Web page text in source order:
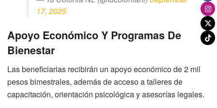
17, 2025
Apoyo Económico Y Programas De
Bienestar
Las beneficiarias recibirán un apoyo económico de 2 mil
pesos bimestrales, además de acceso a talleres de
capacitación, orientación psicológica y asesorías legales.